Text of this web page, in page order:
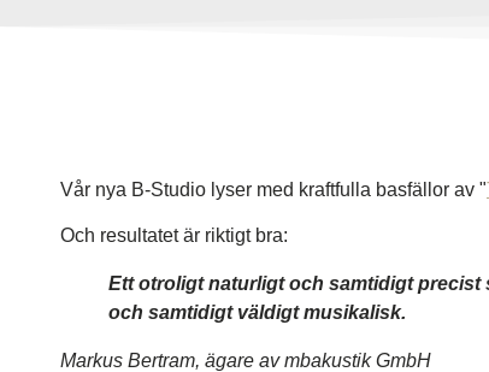
Vår nya B-Studio lyser med kraftfulla basfällor av "
Och resultatet är riktigt bra:
Ett otroligt naturligt och samtidigt precist
och samtidigt väldigt musikalisk.
Markus Bertram, ägare av mbakustik GmbH